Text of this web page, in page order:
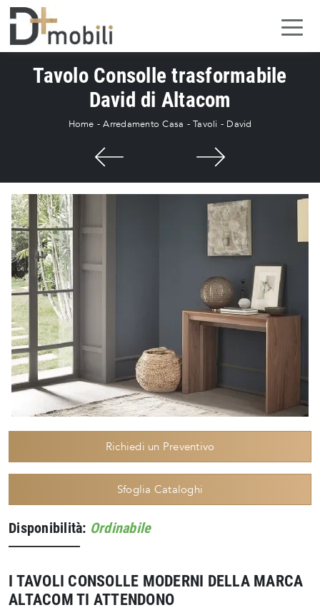
Tavolo Consolle trasformabile
David di Altacom
Home -Arredamento Casa - Tavoli - David
Richiedi un Preventivo
Sfoglia Cataloghi
Disponibilità: Ordinabile
I TAVOLI CONSOLLE MODERNI DELLA MARCA
ALTACOM TI ATTENDONO